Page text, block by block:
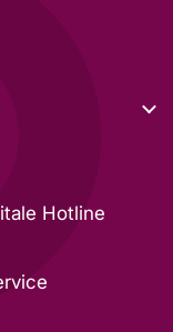
Hotline